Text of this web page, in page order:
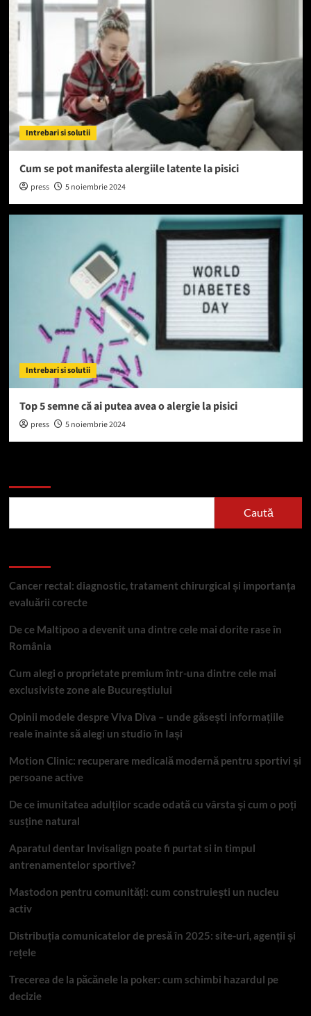
Intrebari si solutii
Cum se pot manifesta alergiile latente la pisici
press 5 noiembrie 2024
Intrebari si solutii
Top 5 semne că ai putea avea o alergie la pisici
press 5 noiembrie 2024
Caută
Cancer rectal: diagnostic, tratament chirurgical și importanța
evaluării corecte
De ce Maltipoo a devenit una dintre cele mai dorite rase în
România
Cum alegi o proprietate premium într-una dintre cele mai
exclusiviste zone ale Bucureștiului
Opinii modele despre Viva Diva – unde găsești informațiile
reale înainte să alegi un studio în Iași
Motion Clinic: recuperare medicală modernă pentru sportivi și
persoane active
De ce imunitatea adulților scade odată cu vârsta și cum o poți
susține natural
Aparatul dentar Invisalign poate fi purtat si in timpul
antrenamentelor sportive?
Mastodon pentru comunități: cum construiești un nucleu
activ
Distribuția comunicatelor de presă în 2025: site-uri, agenții și
rețele
Trecerea de la păcănele la poker: cum schimbi hazardul pe
decizie